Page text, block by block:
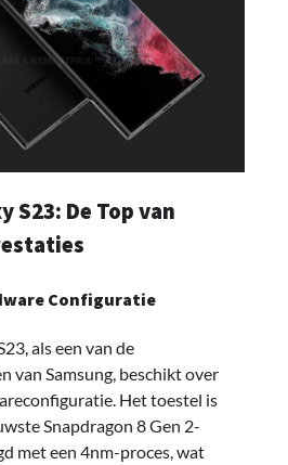
S23: De Top van
Configuratie
als een van de
van Samsung, beschikt over
Het toestel is
Snapdragon 8 Gen 2-
met een 4nm-proces, wat